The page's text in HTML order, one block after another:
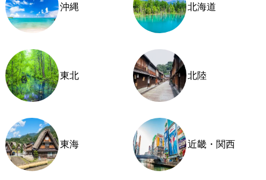
沖縄 北海道
東北 北陸
東海 近畿・関西